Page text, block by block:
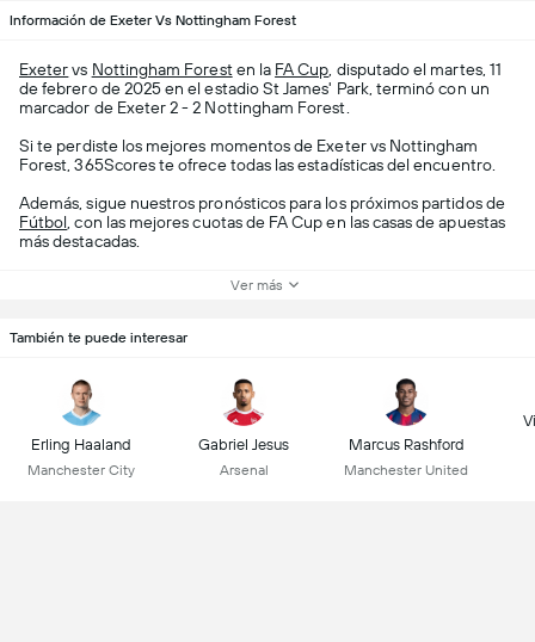
Información de Exeter Vs Nottingham Forest
Exetervs Nottingham Foresten la FA Cup , disputado el martes, 11
de febrero de 2025 en el estadio St James' Park, terminó con un
marcador de Exeter 2 - 2 Nottingham Forest.
Si te perdiste los mejores momentos de Exeter vs Nottingham
Forest, 365Scores te ofrece todas las estadísticas del encuentro.
Además, sigue nuestros pronósticos para los próximos partidos de
Fútbol , con las mejores cuotas de FA Cup en las casas de apuestas
más destacadas.
Ver más
También te puede interesar
Erling Haaland
Manchester City
Gabriel Jesus
Arsenal
Marcus Rashford
Manchester United